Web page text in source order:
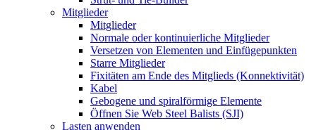
Mitglieder
Mitglieder
Normale oder kontinuierliche Mitglieder
Versetzen von Elementen und Einfügepunkten
Starre Mitglieder
Fixitäten am Ende des Mitglieds (Konnektivität)
Kabel
Gebogene und spiralförmige Elemente
Öffnen Sie Web Steel Balists (SJI)
Lasten anwenden